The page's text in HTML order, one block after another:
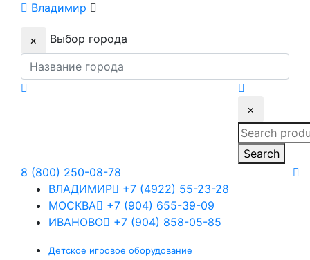
for:Владимир
× Выбор города
×
Search
for:
Search
8 (800) 250-08-78
ВЛАДИМИР
+7 (4922) 55-23-28
МОСКВА
+7 (904) 655-39-09
ИВАНОВО
+7 (904) 858-05-85
Детское игровое оборудование